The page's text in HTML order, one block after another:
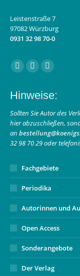
Leistenstraße 7
97082 Würzburg
0931 32 98 70-0
Finden Sie uns auf:
Facebook
opens
in
new
window
Instagram
opens
in
new
window
E-
page
opens
in
new
window
Hinweise:
Sollten Sie Autor des
hier abzuschließen,
an
32 98 70 29 oder
Fachgebiete
Periodika
Autorinnen und
Open Access
Sonderangebote
Der Verlag